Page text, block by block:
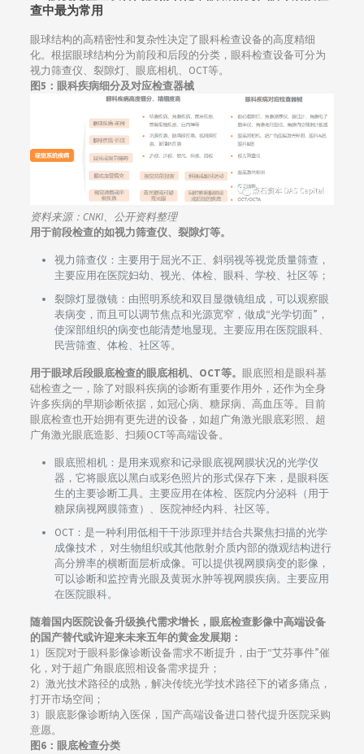
查中最为常用
眼球结构的高精密性和复杂性决定了眼科检查设备的高度精细
化。根据眼球结构分为前段和后段的分类，眼科检查设备可分为
视力筛查仪、裂隙灯、眼底相机、OCT等。
图5：眼科疾病细分及对应检查器械
资料来源：CNKI、公开资料整理
用于前段检查的如视力筛查仪、裂隙灯等。
视力筛查仪：主要用于屈光不正、斜弱视等视觉质量筛查，
主要应用在医院妇幼、视光、体检、眼科、学校、社区等；
裂隙灯显微镜：由照明系统和双目显微镜组成，可以观察眼
表病变，而且可以调节焦点和光源宽窄，做成“光学切面”，
使深部组织的病变也能清楚地显现。主要应用在医院眼科、
民营筛查、体检、社区等。
用于眼球后段眼底检查的眼底相机、OCT等。 眼底照相是眼科基
础检查之一，除了对眼科疾病的诊断有重要作用外，还作为全身
许多疾病的早期诊断依据，如冠心病、糖尿病、高血压等。目前
眼底检查也开始拥有更先进的设备，如超广角激光眼底彩照、超
广角激光眼底造影、扫频OCT等高端设备。
眼底照相机：是用来观察和记录眼底视网膜状况的光学仪
器，它将眼底以黑白或彩色照片的形式保存下来，是眼科医
生的主要诊断工具。主要应用在体检、医院内分泌科（用于
糖尿病视网膜筛查）、医院神经内科、社区等。
OCT：是一种利用低相干干涉原理并结合共聚焦扫描的光学
成像技术， 对生物组织或其他散射介质内部的微观结构进行
高分辨率的横断面层析成像。可以提供视网膜病变的影像，
可以诊断和监控青光眼及黄斑水肿等视网膜疾病。主要应用
在医院眼科。
随着国内医院设备升级换代需求增长，眼底检查影像中高端设备
的国产替代或许迎来未来五年的黄金发展期：
1）医院对于眼科影像诊断设备需求不断提升，由于“艾芬事件”催
化，对于超广角眼底照相设备需求提升；
2）激光技术路径的成熟，解决传统光学技术路径下的诸多痛点，
打开市场空间；
3）眼底影像诊断纳入医保，国产高端设备进口替代提升医院采购
意愿。
图6：眼底检查分类